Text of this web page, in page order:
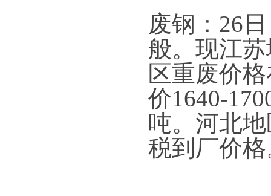
废钢：26
般。现江
区重废价
价1640-
吨。河北
税到厂价